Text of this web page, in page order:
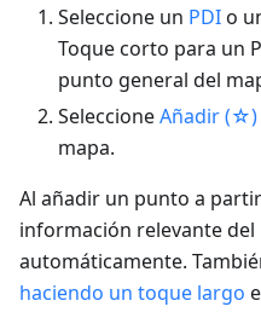
Seleccione un PDIo
Toque corto para un
punto general del
SeleccioneAñadir (☆)
mapa.
Al añadir un punto a
información relevante del
automáticamente.
haciendo un toque largo